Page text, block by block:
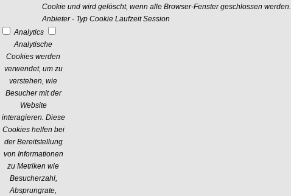
Cookie und wird gelöscht, wenn alle Browser-Fenster geschlossen werden.
Anbieter - Typ Cookie Laufzeit Session
Analytics
Analytische
Cookies werden
verwendet, um zu
verstehen, wie
Besucher mit der
Website
interagieren. Diese
Cookies helfen bei
der Bereitstellung
von Informationen
zu Metriken wie
Besucherzahl,
Absprungrate,